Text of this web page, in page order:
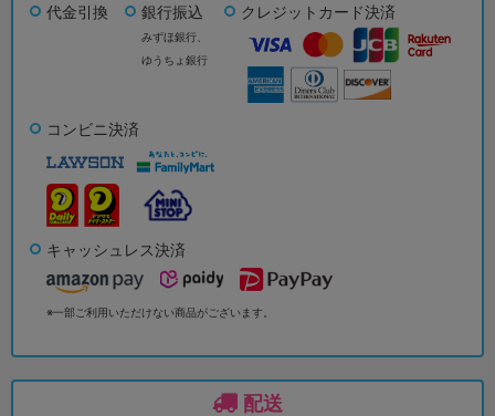
代金引換 銀行振込
みずほ銀行、
ゆうちょ銀行
クレジットカード決済
コンビニ決済
キャッシュレス決済
※一部ご利用いただけない商品がございます。
配送